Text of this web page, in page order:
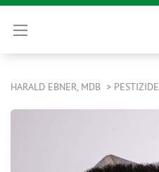
HARALD EBNER, MDB PESTIZIDE